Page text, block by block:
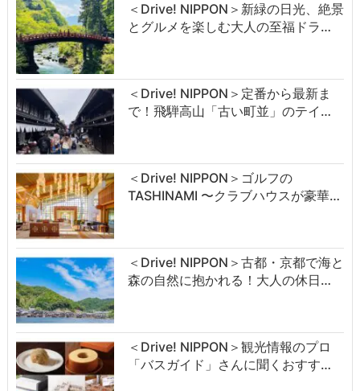
＜Drive! NIPPON＞新緑の日光、絶景
とグルメを楽しむ大人の至福ドラ…
＜Drive! NIPPON＞定番から最新ま
で！飛騨高山「古い町並」のテイ…
＜Drive! NIPPON＞ゴルフの
TASHINAMI 〜クラブハウスが豪華…
＜Drive! NIPPON＞古都・京都で海と
森の自然に抱かれる！大人の休日…
＜Drive! NIPPON＞観光情報のプロ
「バスガイド」さんに聞くおすす…